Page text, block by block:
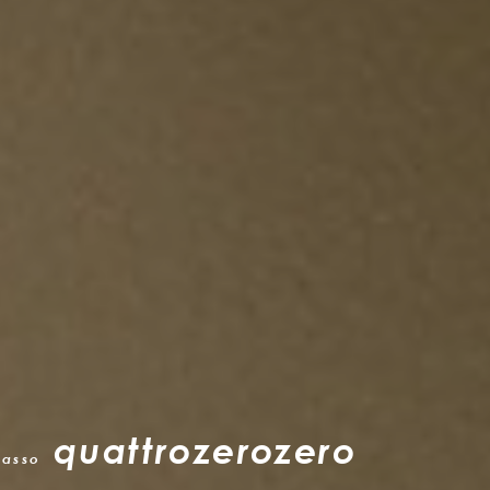
quattrozerozero